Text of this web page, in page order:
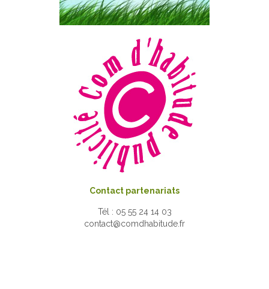
Contact partenariats
Tél : 05 55 24 14 03
contact@comdhabitude.fr